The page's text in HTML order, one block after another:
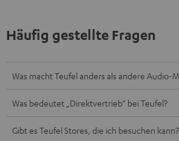
Häufig gestellte Fragen
Was macht Teufel anders als andere Audio-
Was bedeutet „Direktvertrieb“ bei Teufel?
Gibt es Teufel Stores, die ich besuchen kann?